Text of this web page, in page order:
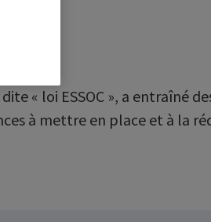
« loi ESSOC », a entraîné
à mettre en place et à la